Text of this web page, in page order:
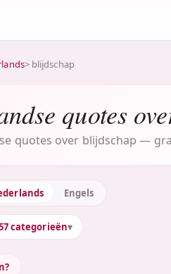
> blijdschap
quotes
quotes over blijdschap —
Engels
categorieën